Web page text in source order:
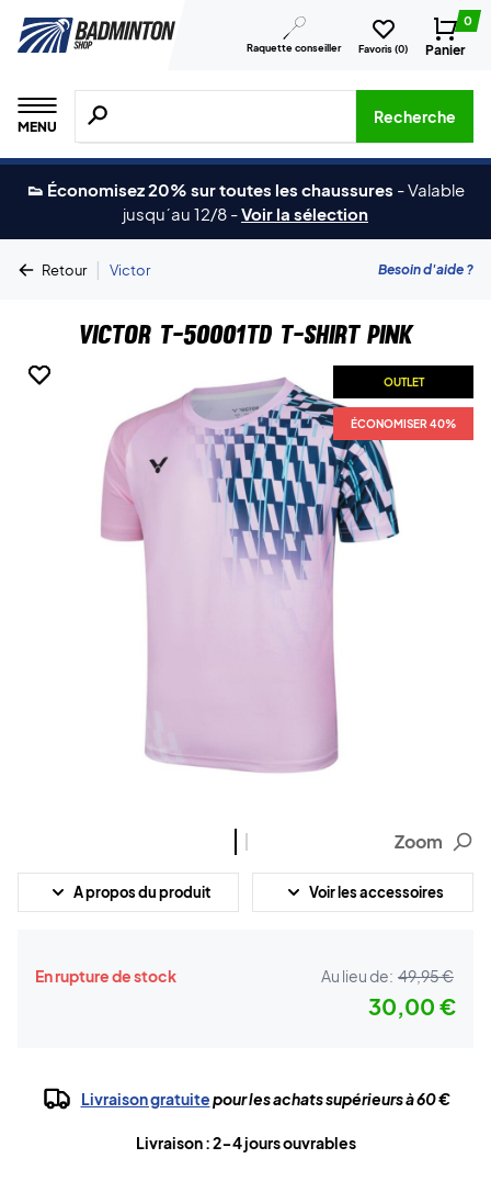
Raquette conseiller Favoris (0)
0
Panier
MENU
Recherche de produits, de marques, etc.
Recherche
👟 Économisez 20% sur toutes les chaussures -Valable
jusqu´au 12/8 -Voir la sélection
Retour | Victor Besoin d'aide ?
Victor T-50001TD T-shirt Pink
OUTLET
ÉCONOMISER 40%
OUTLET
ÉCONOMISER 40%
Zoom
A propos du produit Voir les accessoires
En rupture de stock Au lieu de: 49,95 €
30,00 €
Livraison gratuitepour les achats supérieurs à 60 €
Livraison : 2-4 jours ouvrables